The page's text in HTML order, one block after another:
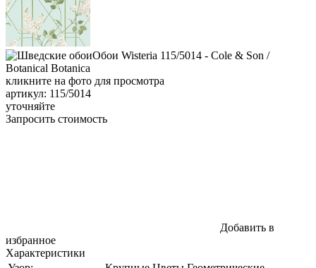
кликните на фото для просмотра
артикул: 115/5014
уточняйте
Запросить стоимость
Добавить в
избранное
Характеристики